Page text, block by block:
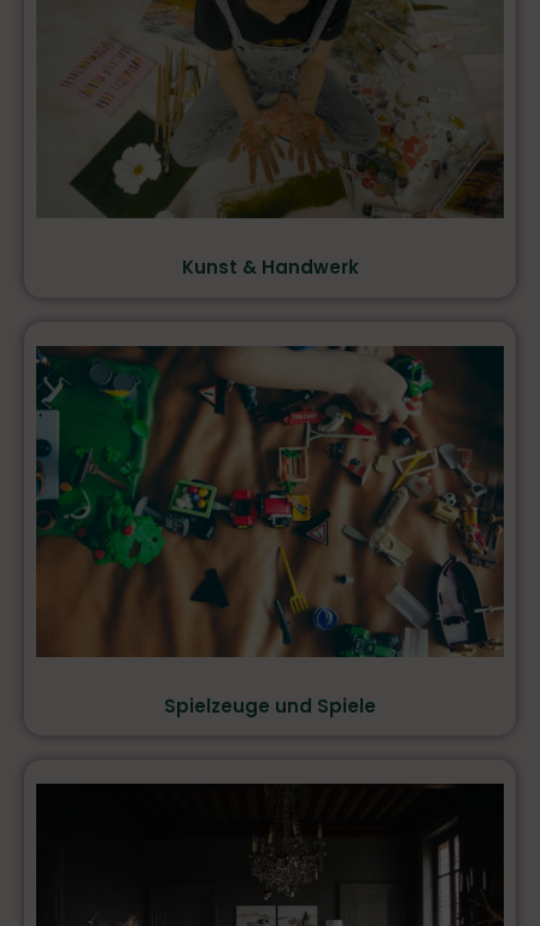
Kunst & Handwerk
Spielzeuge und Spiele